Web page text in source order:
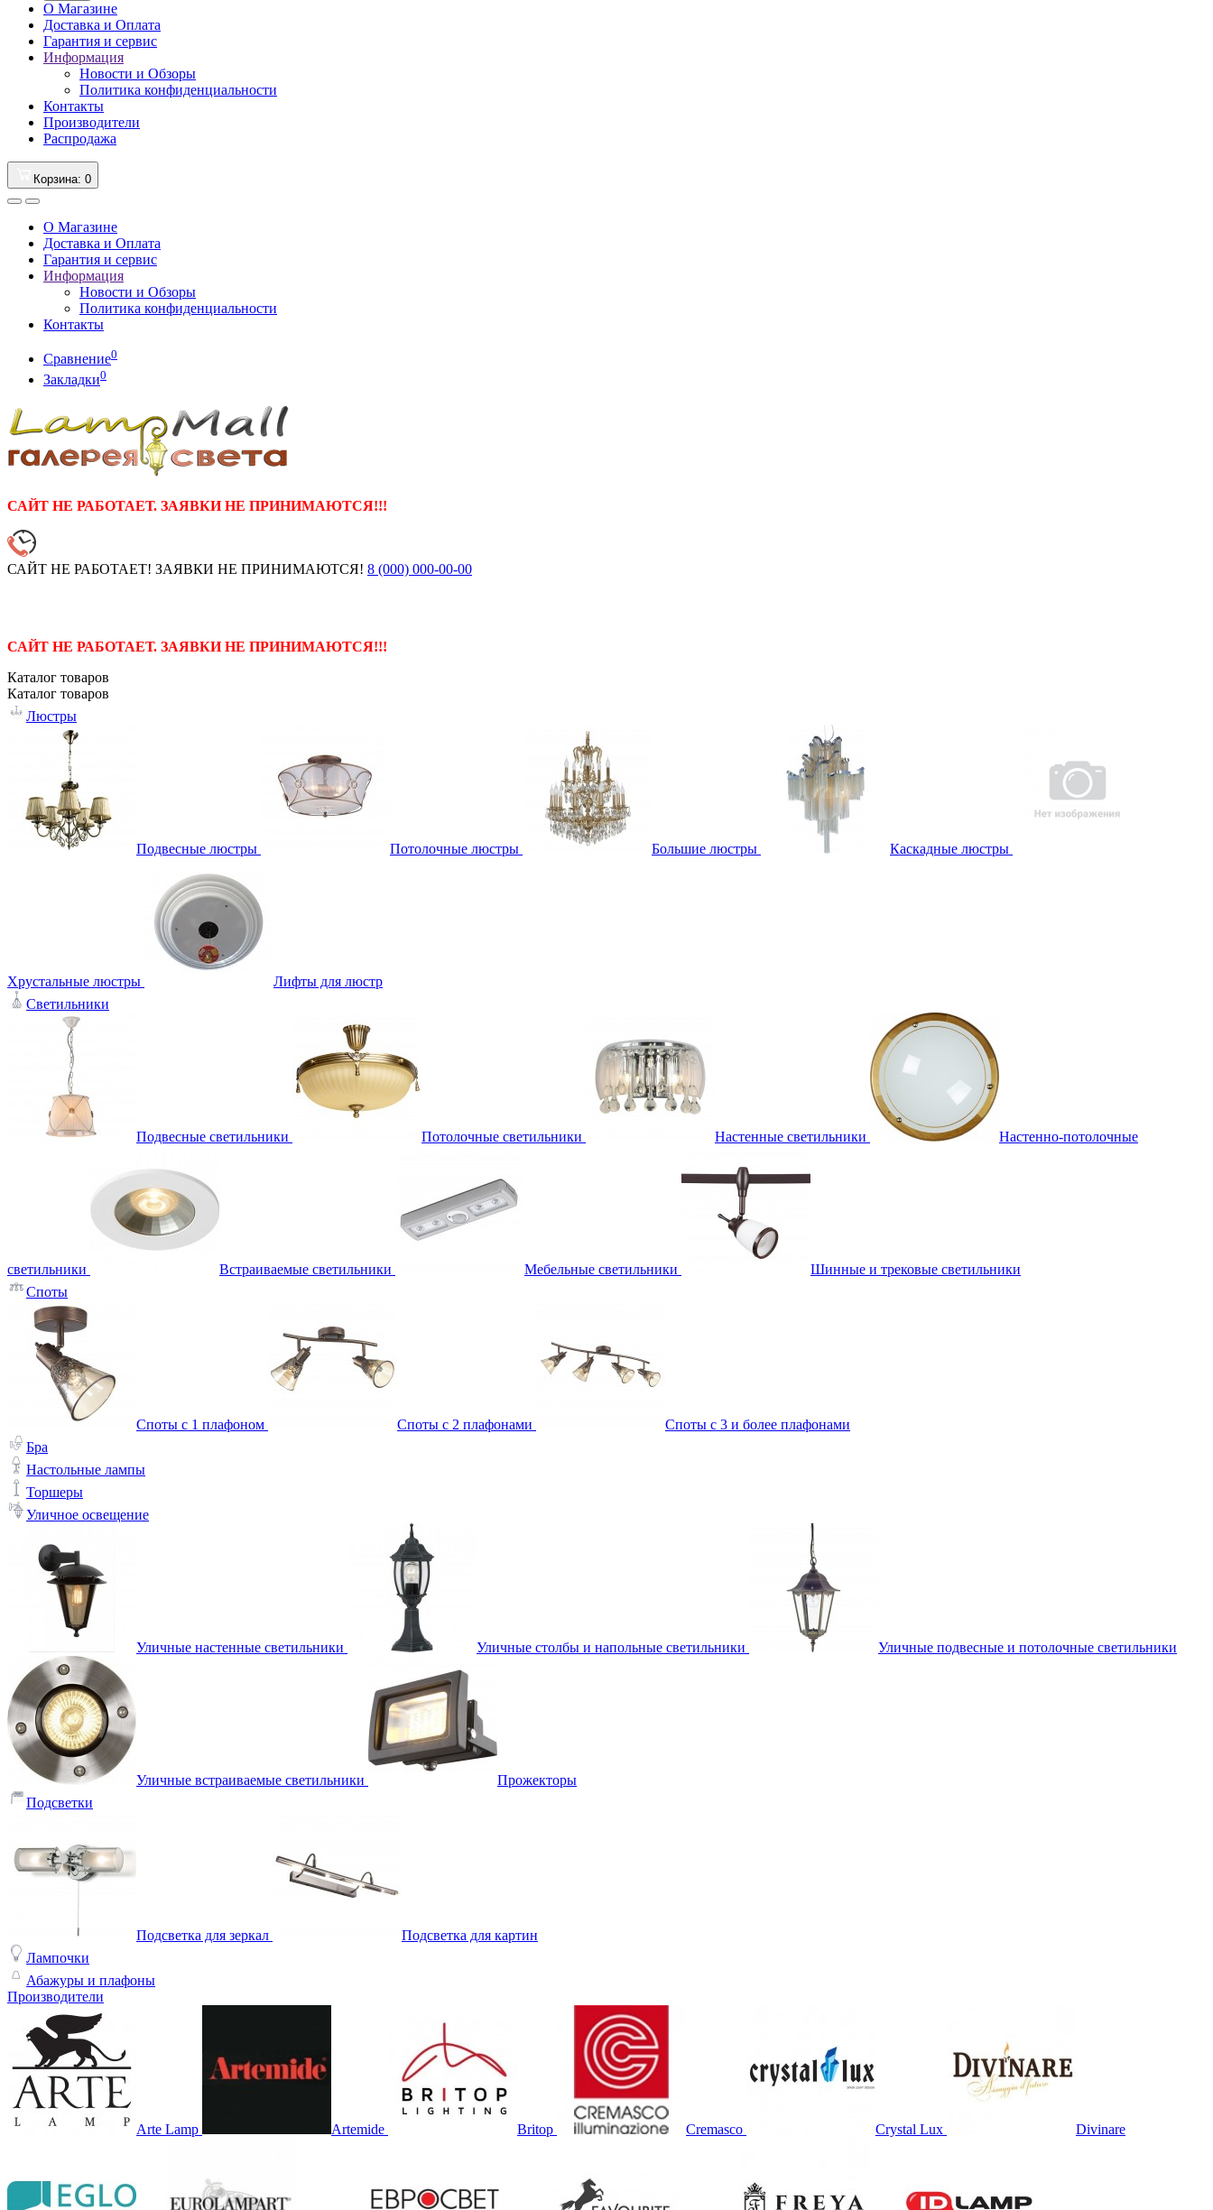
О Магазине
Доставка и Оплата
Гарантия и сервис
Информация
Новости и Обзоры
Политика конфиденциальности
Контакты
Производители
Распродажа
Корзина: 0
О Магазине
Доставка и Оплата
Гарантия и сервис
Информация
Новости и Обзоры
Политика конфиденциальности
Контакты
Сравнение0
Закладки0
САЙТ НЕ РАБОТАЕТ. ЗАЯВКИ НЕ ПРИНИМАЮТСЯ!!!
САЙТ НЕ РАБОТАЕТ! ЗАЯВКИ НЕ ПРИНИМАЮТСЯ! 8 (000) 000-00-00
САЙТ НЕ РАБОТАЕТ. ЗАЯВКИ НЕ ПРИНИМАЮТСЯ!!!
Каталог товаров
Каталог товаров
Люстры
Подвесные люстры Потолочные люстры Большие люстры Каскадные люстры
Хрустальные люстры
Лифты для люстр
Светильники
Подвесные светильники Потолочные светильники Настенные светильники Настенно-потолочные
светильники Встраиваемые светильники Мебельные светильники
Шинные и трековые светильники
Споты
Споты с 1 плафоном Споты с 2 плафонами
Споты с 3 и более плафонами
Бра
Настольные лампы
Торшеры
Уличное освещение
Уличные настенные светильники Уличные столбы и напольные светильники Уличные подвесные и потолочные светильники
Уличные встраиваемые светильники
Прожекторы
Подсветки
Подсветка для зеркал
Подсветка для картин
Лампочки
Абажуры и плафоны
Производители
Arte Lamp Artemide Britop Cremasco Crystal Lux Divinare